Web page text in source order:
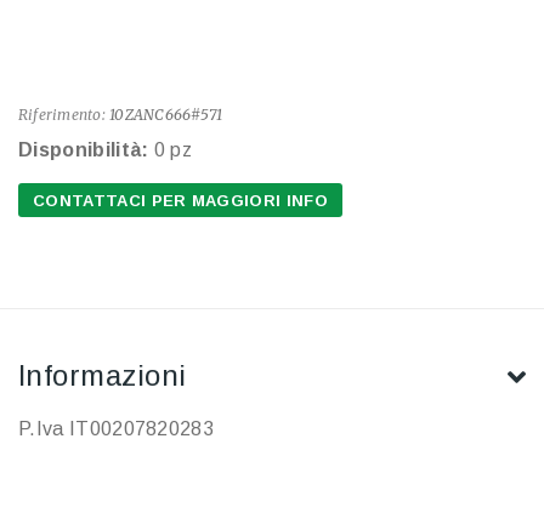
Riferimento: 10ZANC666#571
Disponibilità: 0 pz
CONTATTACI PER MAGGIORI INFO
Informazioni
P.Iva IT00207820283